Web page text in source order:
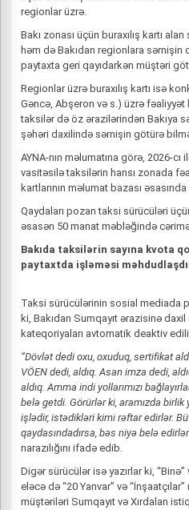
regionlar üzrə.
Bakı zonası üçün buraxılış kartı
həm də Bakıdan regionlara sərnişin
paytaxta geri qayıdarkən müştəri
Regionlar üzrə buraxılış kartı isə
Gəncə, Abşeron və s.) üzrə fəaliyyət
taksilər də öz ərazilərindən Bakıya
şəhəri daxilində sərnişin götürə
AYNA-nın məlumatına görə, 2026-
vasitəsilə taksilərin hansı zonada
kartlarının məlumat bazası
Qaydaları pozan taksi sürücüləri
əsasən 50 manat məbləğində
Bakıda taksilərin sayına kvota
paytaxtda işləməsi
Taksi sürücülərinin sosial mediada
ki, Bakıdan Sumqayıt ərazisinə
kateqoriyaları avtomatik deaktiv
“Dövlət dedi oxu, oxuduq, sertifikat
VÖEN dedi, aldıq. Asan imza dedi,
aldıq. Amma indi yollarımızı
belə getdi. Görürlər ki, aramızda
işlədir, istədikləri kimi rəftar edirlər.
qaydasındadırsa, bəs niyə belə
narazılığını ifadə edib.
Digər sürücülər isə yazırlar ki,
eləcə də “20 Yanvar” və
müştəriləri Sumqayıt və Xırdalan